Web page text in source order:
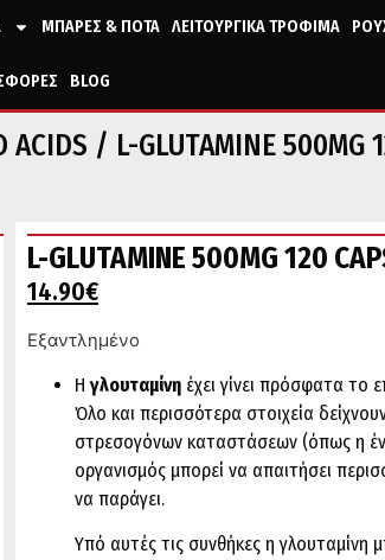
ΜΠΑΡΕΣ & ΠΟΤΑ ΛΕΙΤΟΥΡΓΙΚΑ ΤΡΟΦΙΜΑ
BLOG
ACIDS / L-GLUTAMINE 500MG
L-GLUTAMINE 500MG 120
14.90€
Εξαντλημένο
Ηγλουταμίνη έχει γίνει πρόσφατα το
Όλο και περισσότερα στοιχεία
στρεσογόνων καταστάσεων (όπως η
οργανισμός μπορεί να απαιτήσει
να παράγει.
Υπό αυτές τις συνθήκες η γλουταμίνη